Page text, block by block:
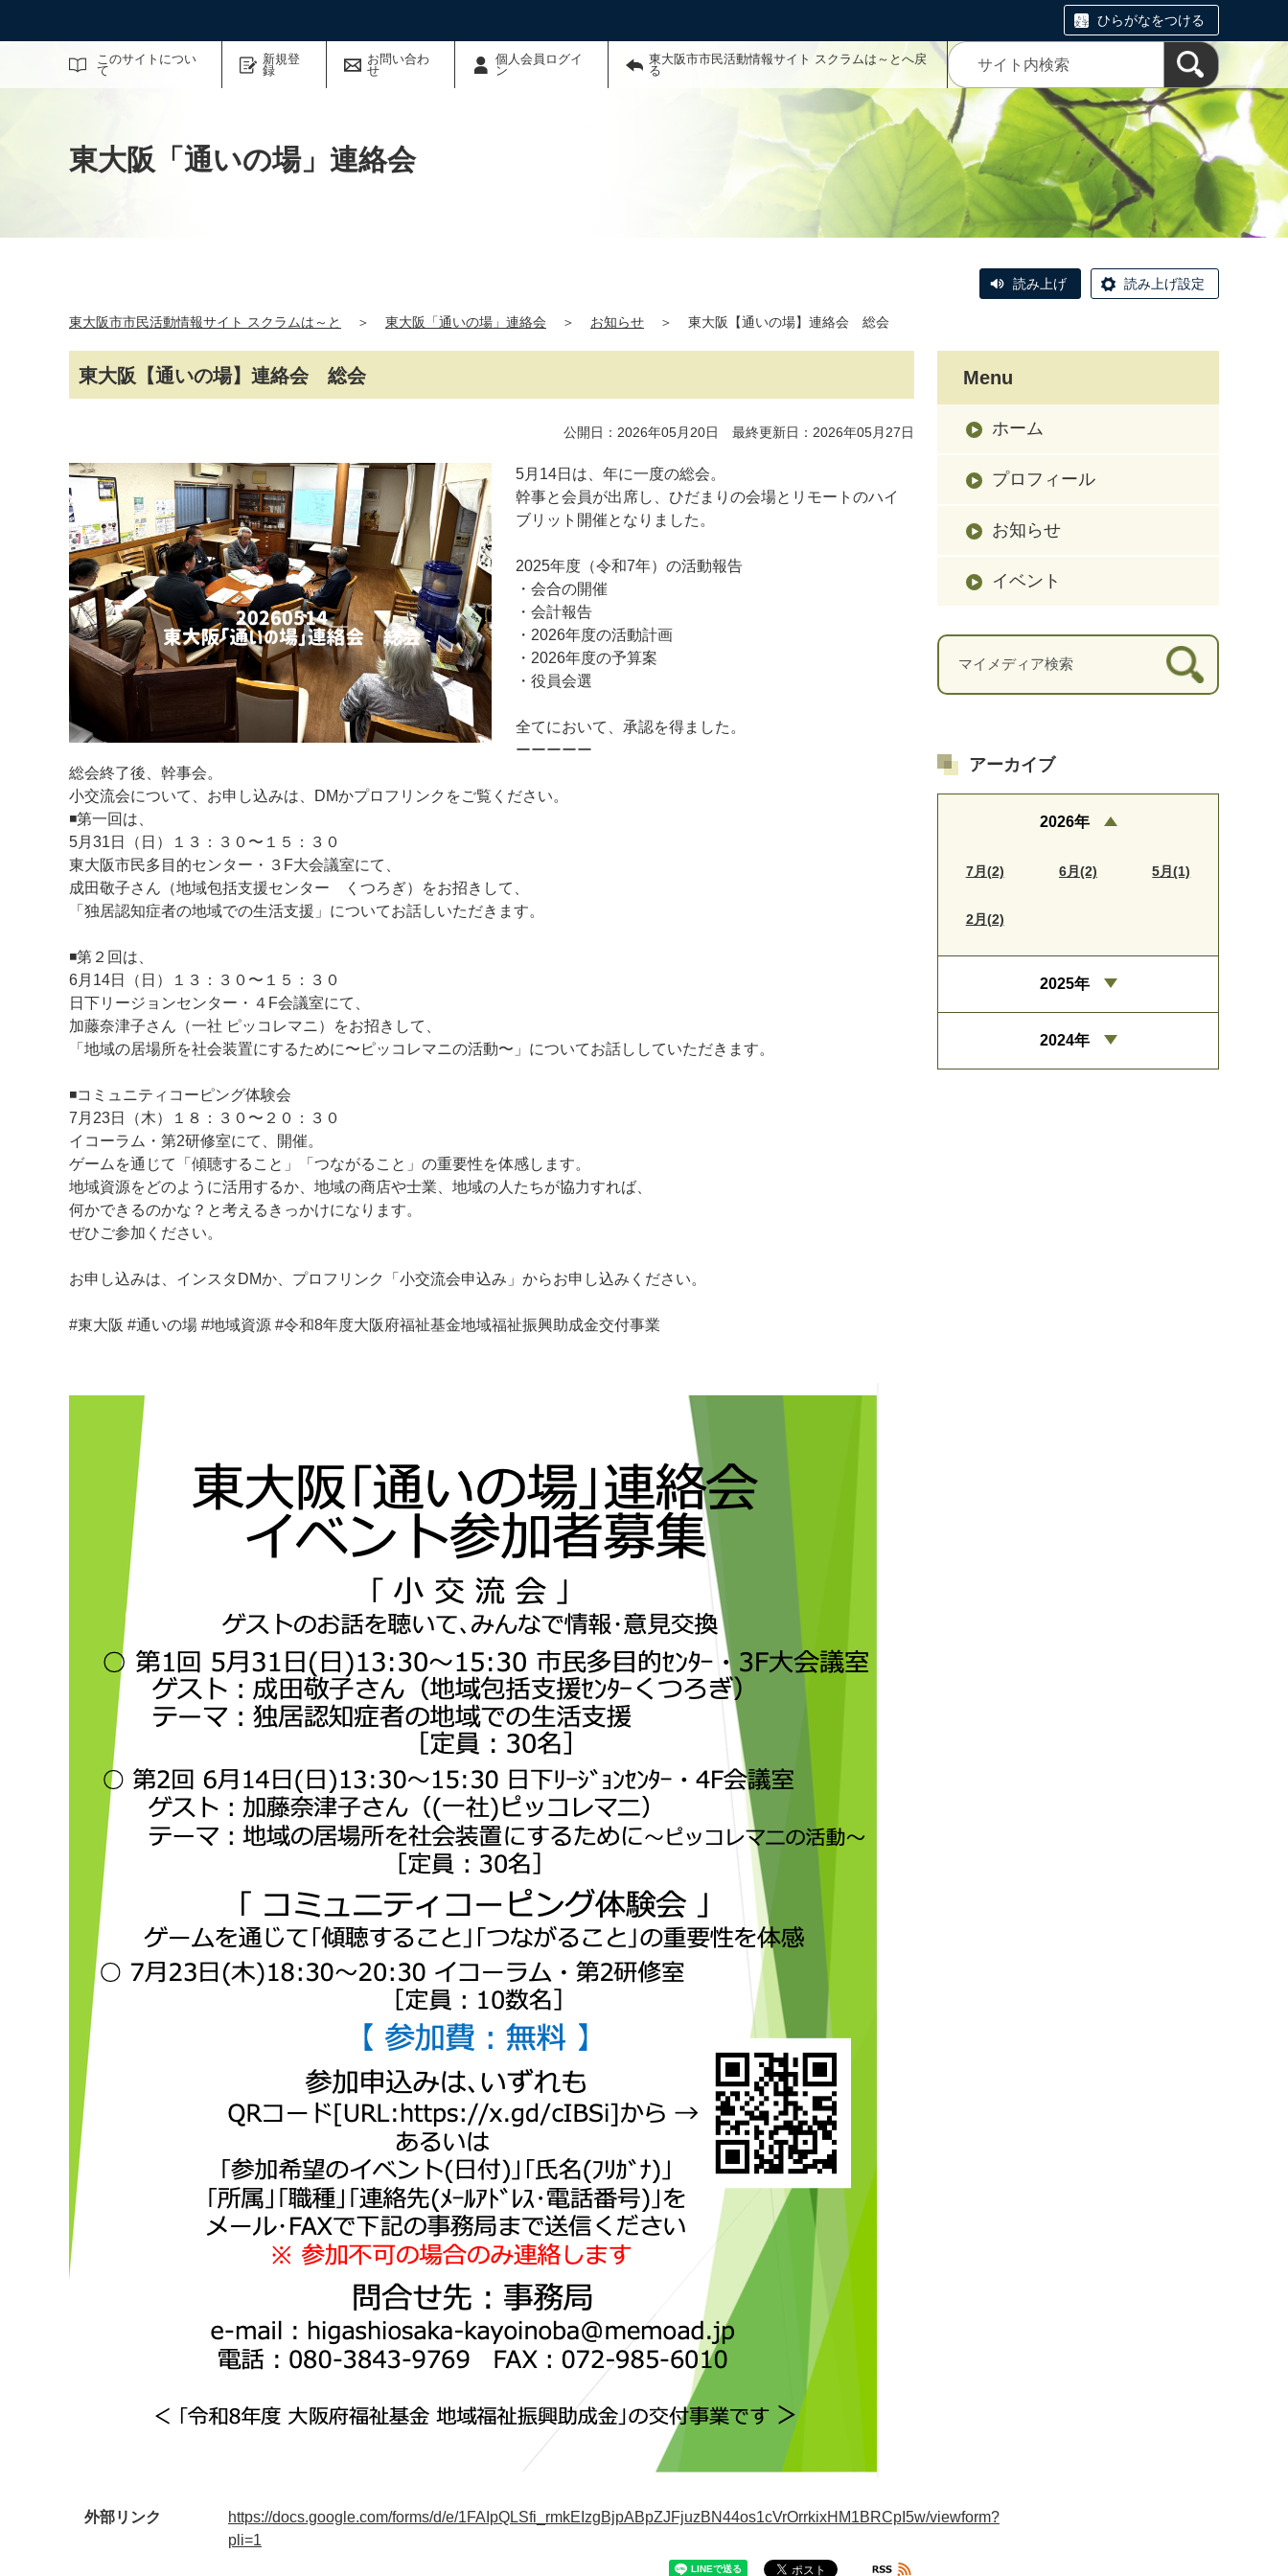
ひらがなをつける
このサイトについ
て
新規登
録
お問い合わ
せ
個人会員ログイ
ン
東大阪市市民活動情報サイト スクラムは～とへ戻
る
サイト内検索
東大阪「通いの場」連絡会
読み上げ 読み上げ設定
東大阪市市民活動情報サイト スクラムは～と ＞ 東大阪「通いの場」連絡会 ＞ お知らせ ＞ 東大阪【通いの場】連絡会 総会
東大阪【通いの場】連絡会 総会
公開日：2026年05月20日 最終更新日：2026年05月27日
5月14日は、年に一度の総会。
幹事と会員が出席し、ひだまりの会場とリモートのハイ
ブリット開催となりました。
2025年度（令和7年）の活動報告
・会合の開催
・会計報告
・2026年度の活動計画
・2026年度の予算案
・役員会選
全てにおいて、承認を得ました。
ーーーーー
総会終了後、幹事会。
小交流会について、お申し込みは、DMかプロフリンクをご覧ください。
◾️第一回は、
5月31日（日）１３：３０〜１５：３０
東大阪市民多目的センター・３F大会議室にて、
成田敬子さん（地域包括支援センター くつろぎ）をお招きして、
「独居認知症者の地域での生活支援」についてお話しいただきます。
◾️第２回は、
6月14日（日）１３：３０〜１５：３０
日下リージョンセンター・４F会議室にて、
加藤奈津子さん（一社 ピッコレマニ）をお招きして、
「地域の居場所を社会装置にするために〜ピッコレマニの活動〜」についてお話ししていただきます。
◾️コミュニティコーピング体験会
7月23日（木）１８：３０〜２０：３０
イコーラム・第2研修室にて、開催。
ゲームを通じて「傾聴すること」「つながること」の重要性を体感します。
地域資源をどのように活用するか、地域の商店や士業、地域の人たちが協力すれば、
何かできるのかな？と考えるきっかけになります。
ぜひご参加ください。
お申し込みは、インスタDMか、プロフリンク「小交流会申込み」からお申し込みください。
#東大阪 #通いの場 #地域資源 #令和8年度大阪府福祉基金地域福祉振興助成金交付事業
外部リンク
https://docs.google.com/forms/d/e/1FAIpQLSfi_rmkEIzgBjpABpZJFjuzBN44os1cVrOrrkixHM1BRCpI5w/viewform?
pli=1
Menu
ホーム
プロフィール
お知らせ
イベント
マイメディア検索
アーカイブ
2026年
7月(2) 6月(2) 5月(1)
2月(2)
2025年
2024年